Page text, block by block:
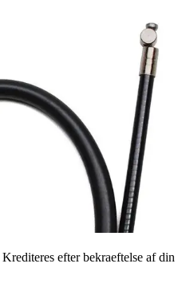
Krediteres efter bekraeftelse af din